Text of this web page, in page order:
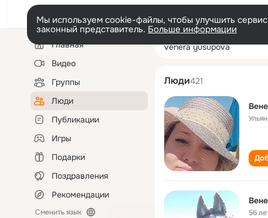
Мы используем cookie-файлы, чтобы улучшить
законный представитель. Больше информации
Левая
колонкаГлавная
Видео
Группы
Люди
Публикации
Игры
Подарки
Поздравления
Рекомендации
Сменить язык
venera yusupova
Люди421
56